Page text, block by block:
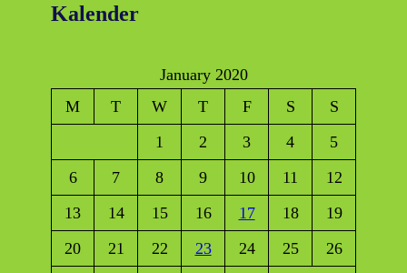
Kalender
January 2020
M
T W T F S
S
1
2 3 4
5
6
7 8 9 10 11
12
13
14 15 16 17 18
19
20
21 22 23 24 25
26